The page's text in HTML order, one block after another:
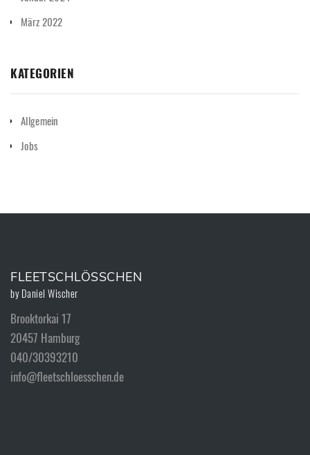
März 2022
KATEGORIEN
Allgemein
Jobs
FLEETSCHLÖSSCHEN
Brooktorkai 17
20457 Hamburg
040/30393210
info@fleetschloesschen.de